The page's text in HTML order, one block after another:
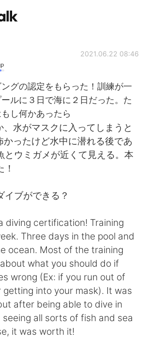
简体中文
Français
日本語
Italiano
Tiếng Việt
2021.06.22 08:46
グの認定をもらった！訓練が一
ルに３日で海に２日だった。た
し何かあったら
、水がマスクに入ってしまうと
かったけど水中に潜れる後であ
とウミガメが近くて見える。本
イブができる？
diving certification! Training
Three days in the pool and
ocean. Most of the training
what you should do if
wrong (Ex: if you run out of
getting into your mask). It was
after being able to dive in
all sorts of fish and sea
it was worth it!